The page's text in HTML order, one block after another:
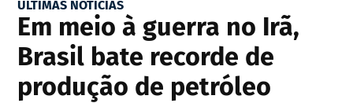
ÚLTIMAS NOTÍCIAS
Em meio à guerra no Irã,
Brasil bate recorde de
produção de petróleo